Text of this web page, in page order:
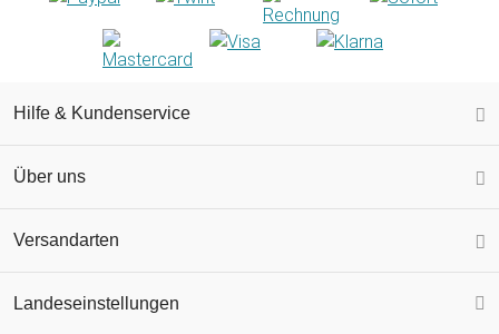
Hilfe & Kundenservice
Über uns
Versandarten
Landeseinstellungen